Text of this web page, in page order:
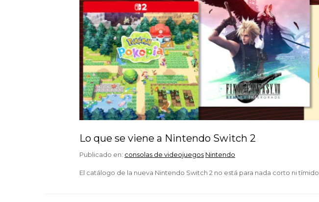
Lo que se viene a Nintendo Switch 2
Publicado en: consolas de videojuegos Nintendo
El catálogo de la nueva Nintendo Switch 2 no está para nada corto ni tímido.